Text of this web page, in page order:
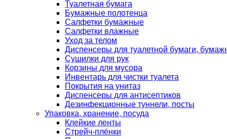
Туалетная бумага
Бумажные полотенца
Салфетки бумажные
Салфетки влажные
Уход за телом
Диспенсеры для туалетной бумаги,
Сушилки для рук
Корзины для мусора
Инвентарь для чистки туалета
Покрытия на унитаз
Диспенсеры для антисептиков
Дезинфекционные туннели, посты
Упаковка, хранение, посуда
Клейкие ленты
Стрейч-плёнки